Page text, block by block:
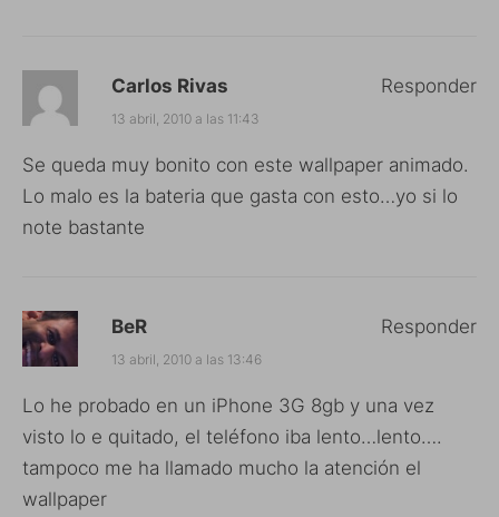
Carlos Rivas
13 abril, 2010 a las 11:43
Se queda muy bonito con este wallpaper animado.
Lo malo es la bateria que gasta con esto…yo si lo
note bastante
Responder
BeR
13 abril, 2010 a las 13:46
Lo he probado en un iPhone 3G 8gb y una vez
visto lo e quitado, el teléfono iba lento…lento….
tampoco me ha llamado mucho la atención el
wallpaper
Responder